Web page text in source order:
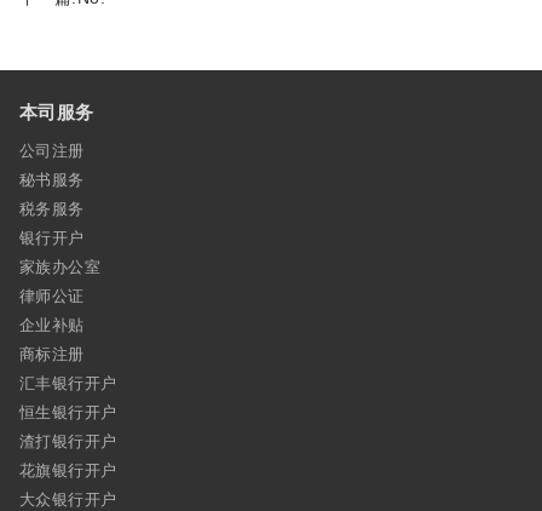
本司服务
公司注册
秘书服务
税务服务
银行开户
家族办公室
律师公证
企业补贴
商标注册
汇丰银行开户
恒生银行开户
渣打银行开户
花旗银行开户
大众银行开户